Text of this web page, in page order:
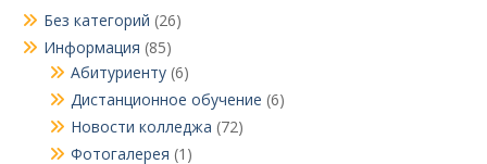
Без категорий (26)
Информация (85)
Абитуриенту (6)
Дистанционное обучение (6)
Новости колледжа (72)
Фотогалерея (1)